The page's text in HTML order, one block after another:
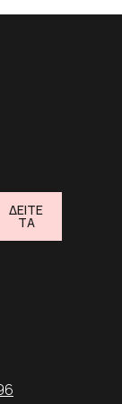
ΔΕΙΤΕ
ΤΑ